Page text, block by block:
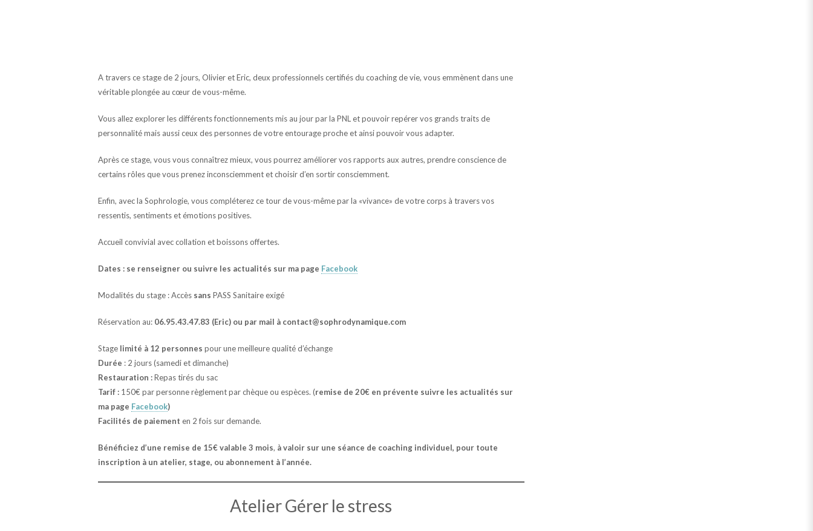
A travers ce stage de 2 jours, Olivier et Eric, deux professionnels certifiés du coaching de vie, vous emmènent dans une
véritable plongée au cœur de vous-même.
Vous allez explorer les différents fonctionnements mis au jour par la PNL et pouvoir repérer vos grands traits de
personnalité mais aussi ceux des personnes de votre entourage proche et ainsi pouvoir vous adapter.
Après ce stage, vous vous connaîtrez mieux, vous pourrez améliorer vos rapports aux autres, prendre conscience de
certains rôles que vous prenez inconsciemment et choisir d’en sortir consciemment.
Enfin, avec la Sophrologie, vous compléterez ce tour de vous-même par la «vivance» de votre corps à travers vos
ressentis, sentiments et émotions positives.
Accueil convivial avec collation et boissons offertes.
Dates : se renseigner ou suivre les actualités sur ma page Facebook
Modalités du stage : Accès sans PASS Sanitaire exigé
Réservation au: 06.95.43.47.83 (Eric) ou par mail à contact@sophrodynamique.com
Stage limité à 12 personnes pour une meilleure qualité d’échange
Durée : 2 jours (samedi et dimanche)
Restauration :Repas tirés du sac
Tarif : 150€ par personne règlement par chèque ou espèces. (remise de 20€ en prévente suivre les actualités sur
ma page Facebook)
Facilités de paiement en 2 fois sur demande.
Bénéficiez d’une remise de 15€ valable 3 mois, à valoir sur une séance de coaching individuel, pour toute
inscription à un atelier, stage, ou abonnement à l’année.
Atelier Gérer le stress